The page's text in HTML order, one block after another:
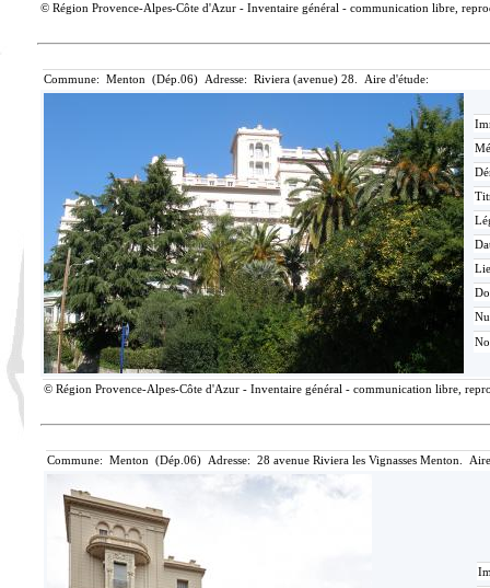
© Région Provence-Alpes-Côte d'Azur - Inventaire général - communication libre,
Commune: Menton (Dép.06) Adresse: Riviera (avenue) 28. Aire d'étude:
© Région Provence-Alpes-Côte d'Azur - Inventaire général - communication libre,
Commune: Menton (Dép.06) Adresse: 28 avenue Riviera les Vignasses Menton.